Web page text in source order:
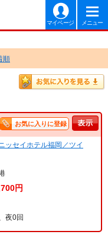
マイページ メニュー
順
お気に入りに登録
セイホテル福岡／ツイ
円
夜0回